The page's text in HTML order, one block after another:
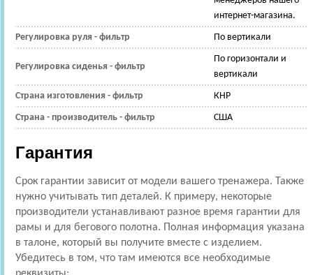
интернет-магазина.
Регулировка руля - фильтр По вертикали
Регулировка сиденья - фильтр
По горизонтали и
вертикали
Страна изготовления - фильтр КНР
Страна - производитель - фильтр США
Гарантия
Срок гарантии зависит от модели вашего тренажера. Также
нужно учитывать тип деталей. К примеру, некоторые
производители устанавливают разное время гарантии для
рамы и для бегового полотна. Полная информация указана
в талоне, который вы получите вместе с изделием.
Убедитесь в том, что там имеются все необходимые